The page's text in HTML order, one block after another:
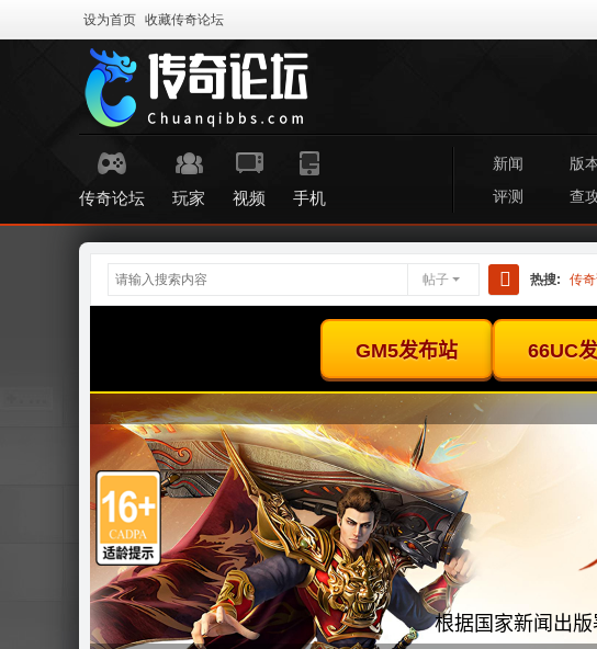
设为首页 收藏传奇论坛
传奇论坛 玩家 视频 手机
新闻 版
评测
查
帖子
搜
热搜: 传